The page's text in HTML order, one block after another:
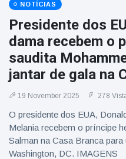
NOTÍCIAS
Presidente dos
dama recebem o
saudita
jantar de gala na
19 November 2025 278
O presidente dos EUA,
Melania recebem o príncipe
Salman na Casa Branca para
Washington, DC. IMAGENS